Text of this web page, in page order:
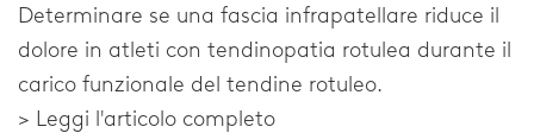
Home
Determinare se una fascia infrapatellare riduce il
dolore in atleti con tendinopatia rotulea durante il
carico funzionale del tendine rotuleo.
> Leggi l'articolo completo